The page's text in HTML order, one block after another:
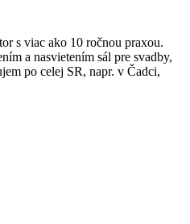
s viac ako 10 ročnou praxou.
a nasvietením sál pre svadby,
po celej SR, napr. v Čadci,